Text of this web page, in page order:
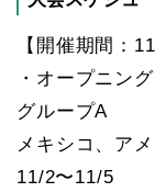
【開催期間：
・オープニン
グループA
メキシコ、ア
11/2〜11/5